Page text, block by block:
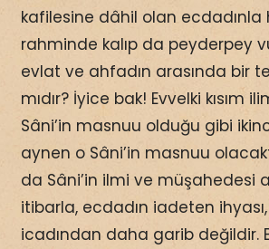
kafilesine dâhil olan ecdadınla
rahminde kalıp da peyderpey
evlat ve ahfadın arasında bir
mıdır? İyice bak! Evvelki kısım
Sâni’in masnuu olduğu gibi
aynen o Sâni’in masnuu
da Sâni’in ilmi ve müşahedesi
itibarla, ecdadın iadeten ihyası,
icadından daha garib değildir.